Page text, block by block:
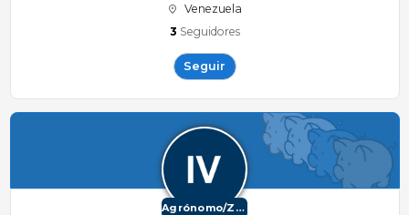
Venezuela
3 Seguidores
Seguir
Agrónomo/Zootécnico